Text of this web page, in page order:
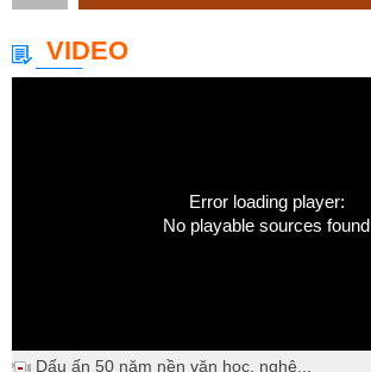
VIDEO
Error loading player:
No playable sources found
Dấu ấn 50 năm nền văn học, nghệ...